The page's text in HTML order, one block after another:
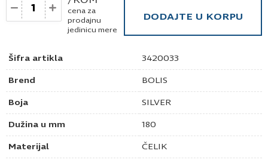
Šifra artikla 3420033
Brend BOLIS
Boja SILVER
Dužina u mm 180
Materijal ČELIK
cena za
prodajnu
jedinicu mere
DODAJTE U KORPU